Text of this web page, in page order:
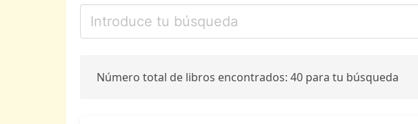
Número total de libros encontrados: 40 para tu búsqueda